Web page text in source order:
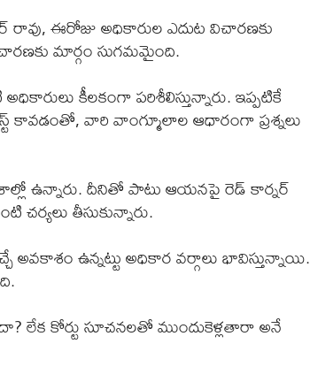
ఈరోజు అధికారుల ఎదుట విచారణకు
మార్గం సుగమమైంది.
కీలకంగా పరిశీలిస్తున్నారు. ఇప్పటికే
కావడంతో, వారి వాంగ్మూలాల ఆధారంగా ప్రశ్నలు
ఉన్నారు. దీనితో పాటు ఆయనపై రెడ్ కార్నర్
తీసుకున్నారు.
అవకాశం ఉన్నట్టు అధికార వర్గాలు భావిస్తున్నాయి.
లేక కోర్టు సూచనలతో ముందుకెళ్లతారా అనే